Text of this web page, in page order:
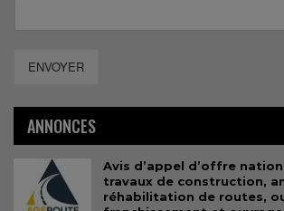
ENVOYER
ANNONCES
Avis d’appel d’offre
travaux de construction,
réhabilitation de routes,